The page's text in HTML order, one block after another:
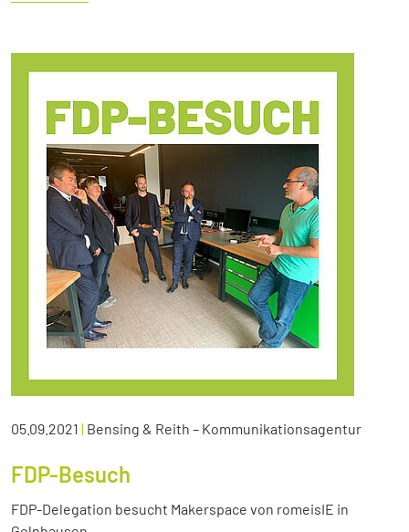
05.09.2021 | Bensing & Reith – Kommunikationsagentur
FDP-Besuch
FDP-Delegation besucht Makerspace von romeisIE in